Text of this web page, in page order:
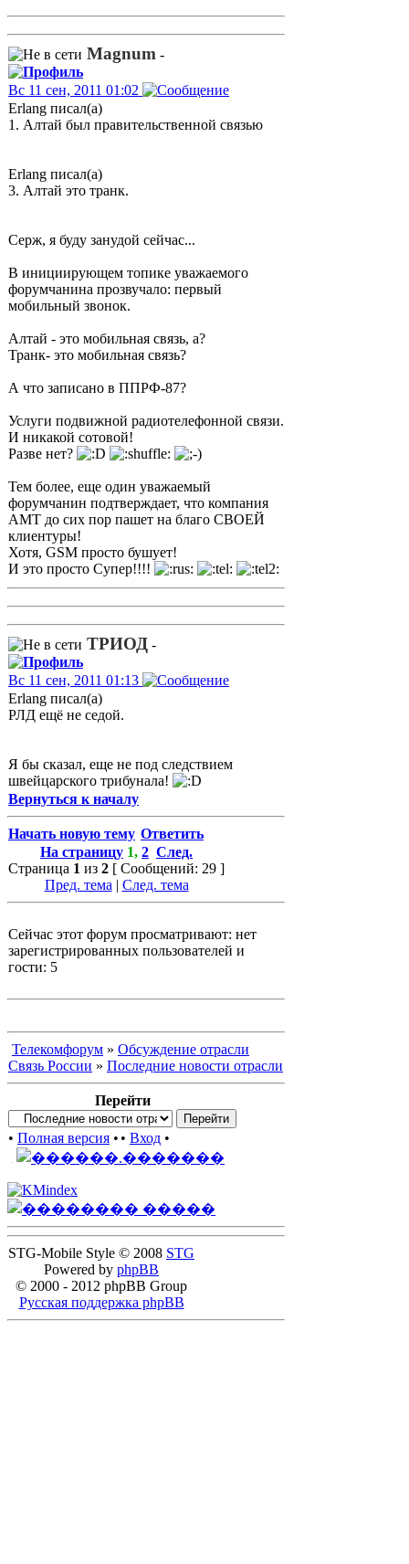
Magnum -
Вс 11 сен, 2011 01:02
Erlang писал(а)
1. Алтай был правительственной связью
Erlang писал(а)
3. Алтай это транк.
Серж, я буду занудой сейчас...
В инициирующем топике уважаемого
форумчанина прозвучало: первый
мобильный звонок.
Алтай - это мобильная связь, а?
Транк- это мобильная связь?
А что записано в ППРФ-87?
Услуги подвижной радиотелефонной связи.
И никакой сотовой!
Разве нет?
Тем более, еще один уважаемый
форумчанин подтверждает, что компания
АМТ до сих пор пашет на благо СВОЕЙ
клиентуры!
Хотя, GSM просто бушует!
И это просто Супер!!!!
ТРИОД -
Вс 11 сен, 2011 01:13
Erlang писал(а)
РЛД ещё не седой.
Я бы сказал, еще не под следствием
швейцарского трибунала!
Вернуться к началу
Начать новую тему Ответить
На страницу 1, 2 След.
Страница 1 из 2 [ Сообщений: 29 ]
Пред. тема | След. тема
Сейчас этот форум просматривают: нет
зарегистрированных пользователей и
гости: 5
Телекомфорум » Обсуждение отрасли
Связь России » Последние новости отрасли
Перейти
• Полная версия • • Вход •
STG-Mobile Style © 2008 STG
Powered by phpBB
© 2000 - 2012 phpBB Group
Русская поддержка phpBB